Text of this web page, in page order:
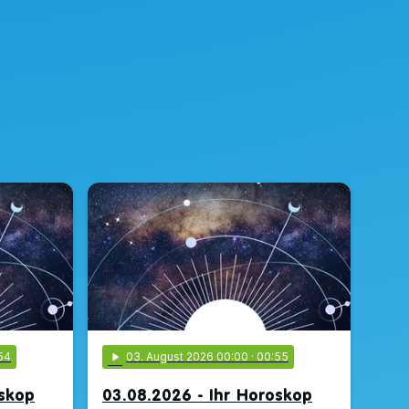
play_arrow 03. August 2026 00:00 · 00:55
03.08.2026 - Ihr Horoskop